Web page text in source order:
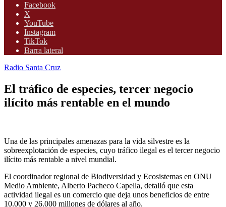
Facebook
X
YouTube
Instagram
TikTok
Barra lateral
Radio Santa Cruz
El tráfico de especies, tercer negocio
ilícito más rentable en el mundo
Una de las principales amenazas para la vida silvestre es la
sobreexplotación de especies, cuyo tráfico ilegal es el tercer negocio
ilícito más rentable a nivel mundial.
El coordinador regional de Biodiversidad y Ecosistemas en ONU
Medio Ambiente, Alberto Pacheco Capella, detalló que esta
actividad ilegal es un comercio que deja unos beneficios de entre
10.000 y 26.000 millones de dólares al año.